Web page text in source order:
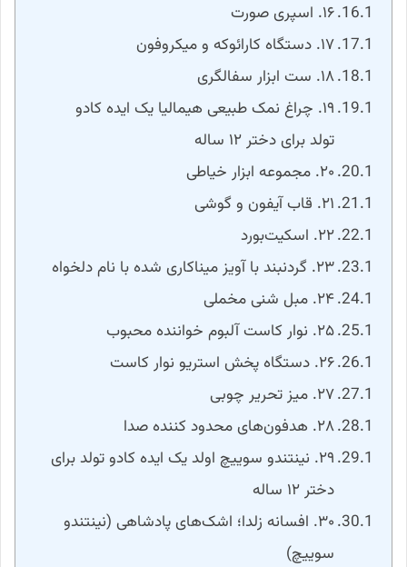
۱۶. اسپری صورت
۱۷. دستگاه کارائوکه و میکروفون
۱۸. ست ابزار سفالگری
۱۹. چراغ نمک طبیعی هیمالیا یک ایده کادو
تولد برای دختر ۱۲ ساله
۲۰. مجموعه ابزار خیاطی
۲۱. قاب آیفون و گوشی
۲۲. اسکیت‌بورد
۲۳. گردنبند با آویز میناکاری شده با نام دلخواه
۲۴. مبل شنی مخملی
۲۵. نوار کاست آلبوم خواننده محبوب
۲۶. دستگاه پخش استریو نوار کاست
۲۷. میز تحریر چوبی
۲۸. هدفون‌های محدود کننده صدا
۲۹. نینتندو سوییچ اولد یک ایده کادو تولد برای
دختر ۱۲ ساله
۳۰. افسانه زلدا؛ اشک‌های پادشاهی (نینتندو
سوییچ)